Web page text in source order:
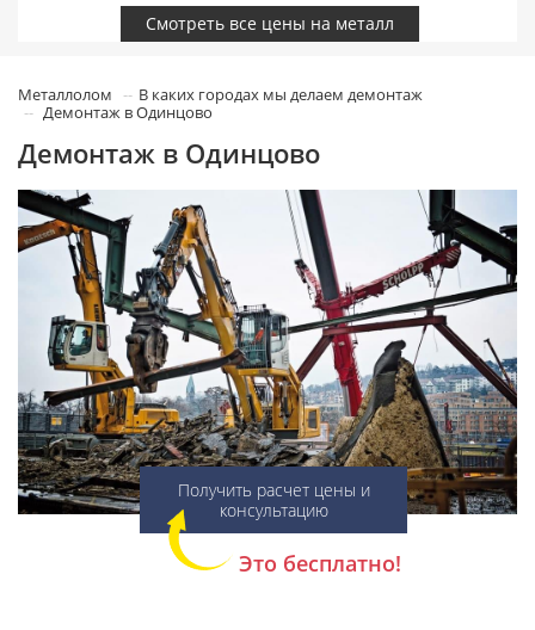
Смотреть все цены на металл
Металлолом
В каких городах мы делаем демонтаж
Демонтаж в Одинцово
Демонтаж в Одинцово
Получить расчет цены и
консультацию
Это бесплатно!